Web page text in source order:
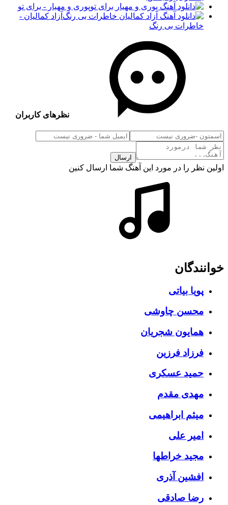
پوری و مهیار - برای تو
آزاد کمالیان -
خاطرات بی رنگ
نظرهای کاربران
ارسال
اولین نظر را در مورد این آهنگ شما ارسال کنین
خوانندگان
پویا بیاتی
محسن چاوشی
همایون شجریان
فرزاد فرزین
حمید عسکری
مهدی مقدم
میثم ابراهیمی
امیر علی
مجید خراطها
افشین آذری
رضا صادقی